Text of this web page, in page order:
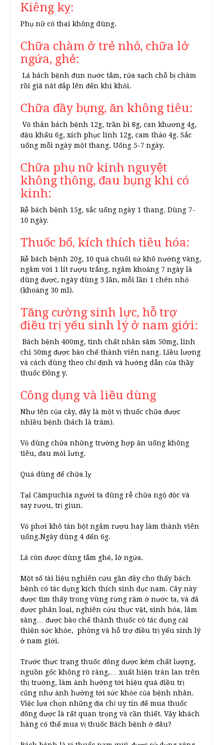
Kiêng kỵ:
Phụ nữ có thai không dùng.
Chữa chàm ở trẻ nhỏ, chữa lở
ngứa, ghẻ:
Lá bách bệnh đun nước tắm, rửa sạch chỗ bị chàm
rồi giã nát đắp lên đến khi khỏi.
Chữa đầy bụng, ăn không tiêu:
Vỏ thân bách bệnh 12g, trần bì 8g, can khương 4g,
đậu khấu 6g, xích phục linh 12g, cam thảo 4g. Sắc
uống mỗi ngày một thang. Uống 5-7 ngày.
Chữa phụ nữ kinh nguyệt
không thông, đau bụng khi có
kinh:
Rễ bách bệnh 15g, sắc uống ngày 1 thang. Dùng 7-
10 ngày.
Thuốc bổ, kích thích tiêu hóa:
Rễ bách bệnh 20g, 10 quả chuối sứ khô nướng vàng,
ngâm với 1 lít rượu trắng, ngâm khoảng 7 ngày là
dùng được, ngày dùng 3 lần, mỗi lần 1 chén nhỏ
(khoảng 30 ml).
Tăng cường sinh lực, hỗ trợ
điều trị yếu sinh lý ở nam giới:
Bách bệnh 400mg, tinh chất nhân sâm 50mg, linh
chi 50mg được bào chế thành viên nang. Liều lượng
và cách dùng theo chỉ định và hướng dẫn của thầy
thuốc Đông y.
Công dụng và liều dùng
Như tên của cây, đây là một vị thuốc chữa được
nhiều bệnh (bách là trăm).
Vỏ dùng chữa những trường hợp ăn uống không
tiêu, đau mỏi lưng.
Quả dùng để chữa lỵ
Tại Cămpuchia người ta dùng rễ chữa ngộ độc và
say rượu, trị giun.
Vỏ phơi khô tán bột ngâm rượu hay làm thành viên
uống.Ngày dùng 4 đến 6g.
Lá còn được dùng tắm ghẻ, lở ngứa.
Một số tài liệu nghiên cứu gần đây cho thấy bách
bệnh có tác dụng kích thích sinh dục nam. Cây này
được tìm thấy trong vùng rừng rậm ở nước ta, và đã
được phân loại, nghiên cứu thực vật, sinh hóa, lâm
sàng… được bào chế thành thuốc có tác dụng cải
thiện sức khỏe, phòng và hỗ trợ điều trị yếu sinh lý
ở nam giới.
Trước thực trạng thuốc đông dược kém chất lượng,
nguồn gốc không rõ ràng,… xuất hiện tràn lan trên
thị trường, làm ảnh hưởng tới hiệu quả điều trị
cũng như ảnh hưởng tới sức khỏe của bệnh nhân.
Việc lựa chọn những địa chỉ uy tín để mua thuốc
đông dược là rất quan trọng và cần thiết. Vậy khách
hàng có thể mua vị thuốc Bách bệnh ở đâu?